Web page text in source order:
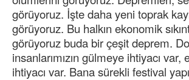
görüyoruz. İşte daha yeni toprak
görüyoruz. Bu halkın ekonomik
görüyoruz buda bir çeşit deprem.
insanlarımızın gülmeye ihtiyacı var,
ihtiyacı var. Bana sürekli festival